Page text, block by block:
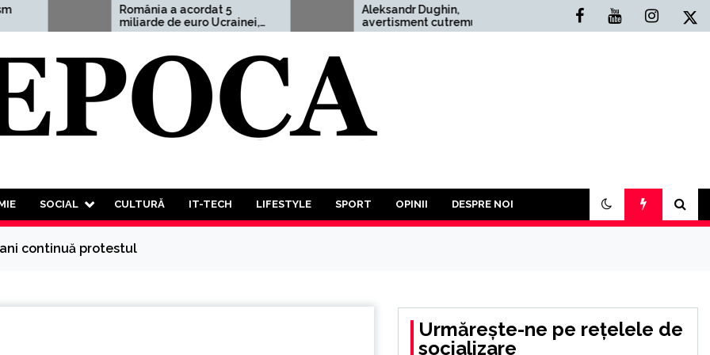
România a acordat 5
miliarde de euro Ucrainei,
adică 1,5% din PIB
Aleksandr Dughin,
avertisment cutremurător:
”Un Al Treilea Război
decât probabil. În acest an
va trebui să participăm la o
luptă a tuturor împotriva
tuturor”
Situația Politică Actuală
din România: O Analiză
Comprehensivă
SOCIAL CULTURĂ IT-TECH LIFESTYLE SPORT OPINII DESPRE NOI
continuă protestul
Urmărește-ne pe rețelele de
socializare